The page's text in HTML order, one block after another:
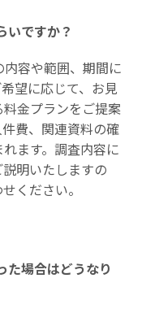
いですか？
容や範囲、期間に
望に応じて、お見
金プランをご提案
費、関連資料の確
ます。調査内容に
明いたしますの
ください。
た場合はどうなり